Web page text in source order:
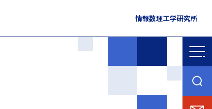
情報数理工学研究所